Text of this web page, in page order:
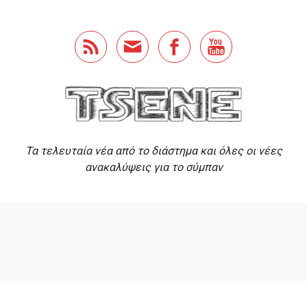
Τα τελευταία νέα από το διάστημα και όλες οι νέες
ανακαλύψεις για το σύμπαν